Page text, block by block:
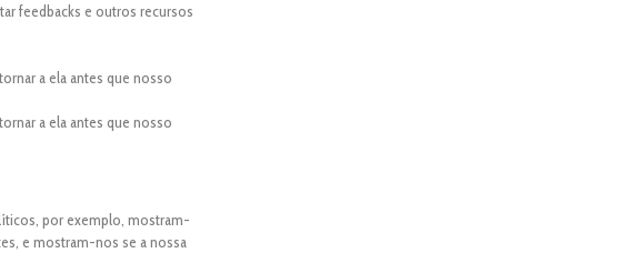
feedbacks e outros recursos
a ela antes que nosso
a ela antes que nosso
por exemplo, mostram-
e mostram-nos se a nossa